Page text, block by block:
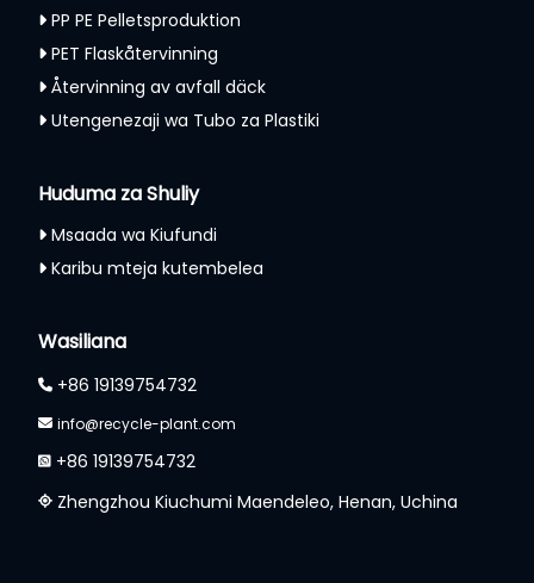
PP PE Pelletsproduktion
PET Flaskåtervinning
Återvinning av avfall däck
Utengenezaji wa Tubo za Plastiki
Huduma za Shuliy
Msaada wa Kiufundi
Karibu mteja kutembelea
Wasiliana
+86 19139754732
info@recycle-plant.com
+86 19139754732
Zhengzhou Kiuchumi Maendeleo, Henan, Uchina